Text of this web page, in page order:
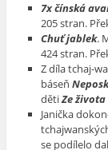
7x čínská
205 stran.
Chuť jablek.
424 stran.
Z díla tchaj-
báseň
dětiZe
Janička
se podílelo